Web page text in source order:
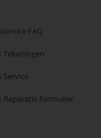
FAQ
Tekeningen
Service
Reparatie Formulier